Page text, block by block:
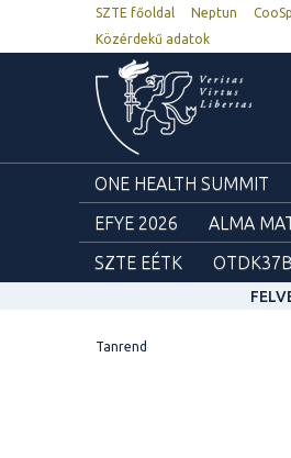
SZTE főoldal Neptun
Közérdekű adatok
ONE HEALTH SUMMIT
EFYE 2026
ALMA
SZTE EÉTK
Tanrend